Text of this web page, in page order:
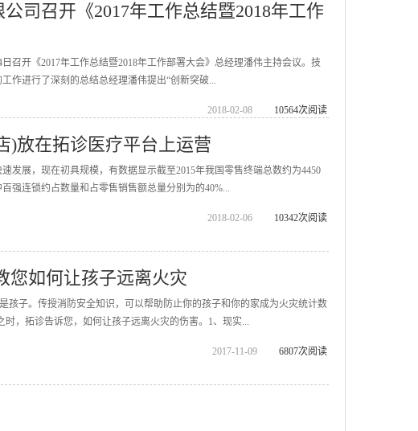
司召开《2017年工作总结暨2018年工作
召开《2017年工作总结暨2018年工作部署大会》总经理潘伟主持会议。技
作进行了深刻的总结总经理潘伟提出“创新突破...
2018-02-08 10564次阅读
)放在拓诊医疗平台上运营
发展，现在初具规模，有数据显示截至2015年我国零售终端总数约为4450
强连锁约占数量和占零售销售额总量分别为的40%...
2018-02-06 10342次阅读
您如何让孩子远离火灾
孩子。传授消防安全知识，可以帮助防止你的孩子和你的家成为火灾统计数
时，拓诊告诉您，如何让孩子远离火灾的伤害。1、现实...
2017-11-09 6807次阅读